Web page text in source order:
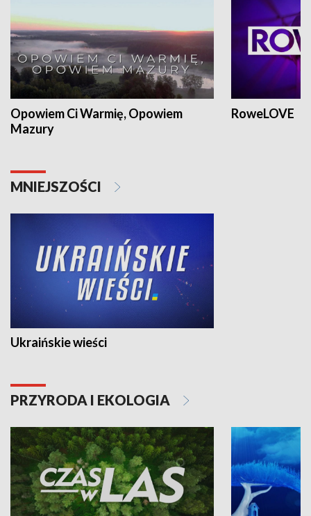
Opowiem Ci Warmię, Opowiem
Mazury
RoweLOVE
MNIEJSZOŚCI
Ukraińskie wieści
PRZYRODA I EKOLOGIA